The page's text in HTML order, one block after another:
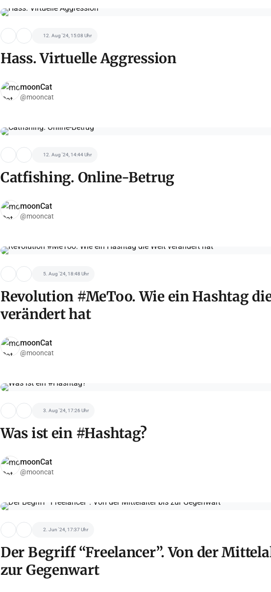
12. Aug '24, 15:08 Uhr
Hass. Virtuelle Aggression
moonCat
@mooncat
12. Aug '24, 14:44 Uhr
Catfishing. Online-Betrug
moonCat
@mooncat
5. Aug '24, 18:48 Uhr
Revolution #MeToo. Wie ein Hashtag
verändert hat
moonCat
@mooncat
3. Aug '24, 17:26 Uhr
Was ist ein #Hashtag?
moonCat
@mooncat
2. Jun '24, 17:37 Uhr
Der Begriff “Freelancer”. Von der
zur Gegenwart